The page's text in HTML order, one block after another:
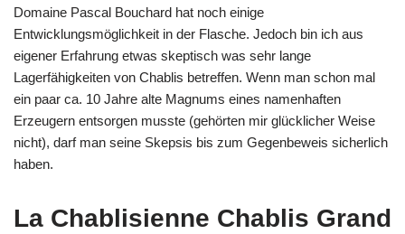
Domaine Pascal Bouchard hat noch einige
Entwicklungsmöglichkeit in der Flasche. Jedoch bin ich aus
eigener Erfahrung etwas skeptisch was sehr lange
Lagerfähigkeiten von Chablis betreffen. Wenn man schon mal
ein paar ca. 10 Jahre alte Magnums eines namenhaften
Erzeugern entsorgen musste (gehörten mir glücklicher Weise
nicht), darf man seine Skepsis bis zum Gegenbeweis sicherlich
haben.
La Chablisienne Chablis Grand